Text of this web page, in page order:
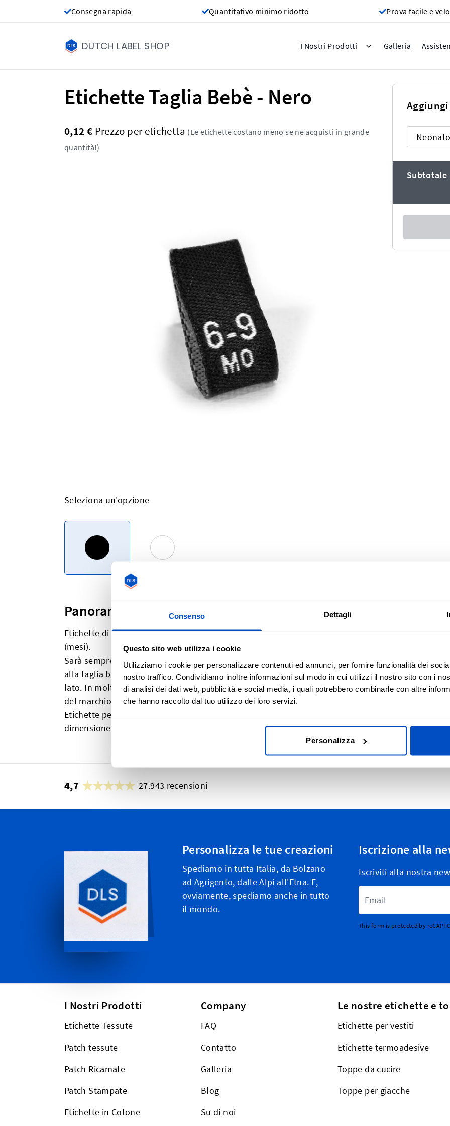
Consenso Dettagli
Questo sito web utilizza i cookie
Utilizziamo i cookie per personalizzare contenuti ed annunci, per fornire funzionalità dei
nostro traffico. Condividiamo inoltre informazioni sul modo in cui utilizzi il nostro sito con i
di analisi dei dati web, pubblicità e social media, i quali potrebbero combinarle con altre
che hanno raccolto dal tuo utilizzo dei loro servizi.
Personalizza
Consegna rapida Quantitativo minimo ridotto Prova facile e
DUTCH LABEL SHOP I Nostri Prodotti Galleria
Etichette Taglia Bebè - Nero
0,12 € Prezzo per etichetta (Le etichette costano meno se ne acquisti in grande
quantità!)
Seleziona un'opzione
Panoramica
Etichette di taglia standard industriali bianco su nero per neonati fino a 24 MB
(mesi).
Sarà sempre necessario etichettare chiaramente gli articoli ed i progetti relativi
alla taglia bebè. Le etichette taglia devono essere piegate a metà e cucite su un
lato. In molti casi, le sarte prima applicano queste etichette all'etichetta principale
del marchio, quindi attaccano entrambe sul proprio capo.
Etichette per neonati, 0-3 MO, 3-6 MO, 6-9 MO, 9-12 MO, 12-18 MO o 18-24 MO. La
dimensione di queste etichette è 4 x 1 cm / 1,57" x 0,93"
Subtotale
4,7 27.943 recensioni
Personalizza le tue creazioni
Spediamo in tutta Italia, da Bolzano
ad Agrigento, dalle Alpi all'Etna. E,
ovviamente, spediamo anche in tutto
il mondo.
Iscrizione alla
Iscriviti alla nostra
This form is protected by
I Nostri Prodotti
Etichette Tessute
Patch tessute
Patch Ricamate
Patch Stampate
Etichette in Cotone
Company
FAQ
Contatto
Galleria
Blog
Su di noi
Le nostre etichette e
Etichette per vestiti
Etichette termoadesive
Toppe da cucire
Toppe per giacche